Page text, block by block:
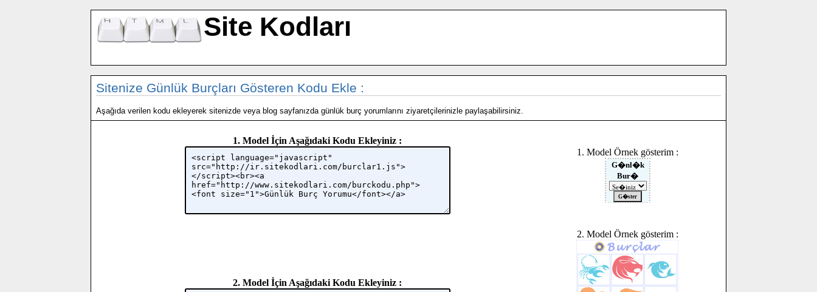
Site Kodları
Sitenize Günlük Burçları Gösteren Kodu Ekle :
Aşağıda verilen kodu ekleyerek sitenizde veya blog sayfanızda günlük burç yorumlarını ziyaretçilerinizle paylaşabilirsiniz.
1. Model İçin Aşağıdaki Kodu Ekleyiniz :
1. Model Örnek gösterim :
2. Model İçin Aşağıdaki Kodu Ekleyiniz :
2. Model Örnek gösterim :